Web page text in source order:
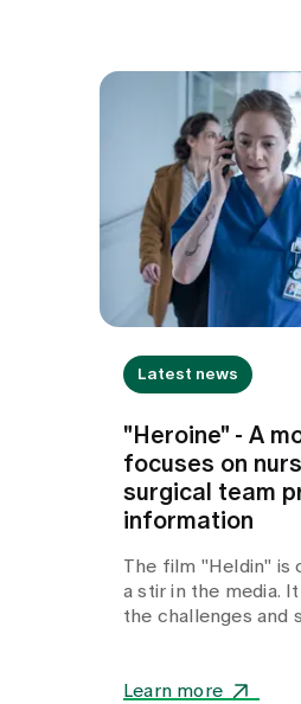
Latest news
"Heroine" - A
focuses on
surgical team
information
The film "Heldin" is
a stir in the media.
the challenges and
the portrayal
Learn more